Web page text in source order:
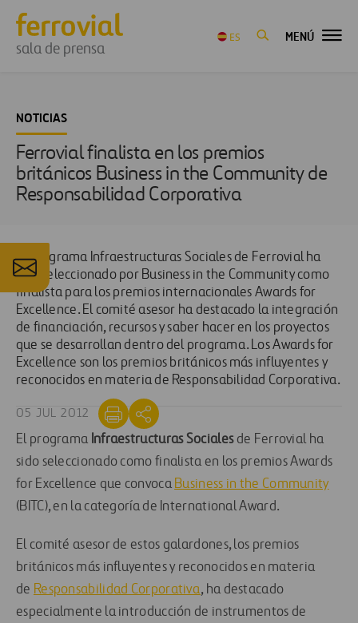
sala de prensa
ES MENÚ
NOTICIAS
Ferrovial finalista en los premios
británicos Business in the Community de
Responsabilidad Corporativa
El programa Infraestructuras Sociales de Ferrovial ha
sido seleccionado por Business in the Community como
finalista para los premios internacionales Awards for
Excellence. El comité asesor ha destacado la integración
de financiación, recursos y saber hacer en los proyectos
que se desarrollan dentro del programa. Los Awards for
Excellence son los premios británicos más influyentes y
reconocidos en materia de Responsabilidad Corporativa.
05 JUL 2012
El programa Infraestructuras Socialesde Ferrovial ha
sido seleccionado como finalista en los premios Awards
for Excellence que convoca Business in the Community
(BITC), en la categoría de International Award.
El comité asesor de estos galardones, los premios
británicos más influyentes y reconocidos en materia
de Responsabilidad Corporativa, ha destacado
especialmente la introducción de instrumentos de